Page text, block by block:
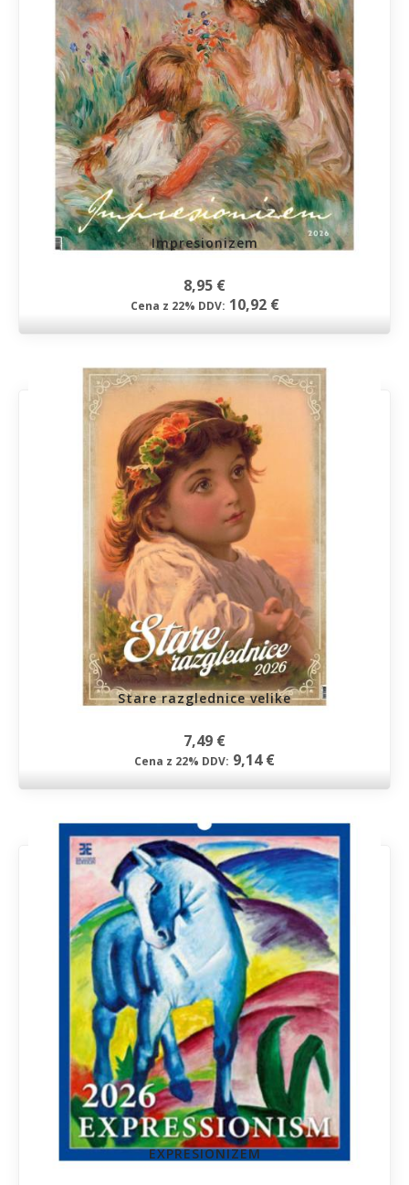
Impresionizem
8,95 €
Cena z 22% DDV: 10,92 €
Stare razglednice velike
7,49 €
Cena z 22% DDV: 9,14 €
EXPRESIONIZEM